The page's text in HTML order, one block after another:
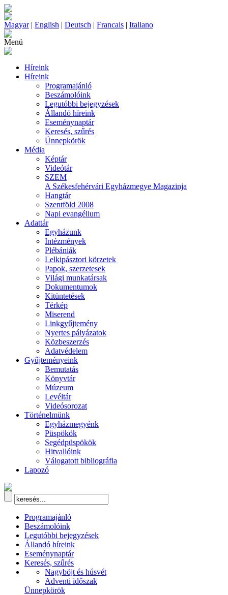
Magyar| English | Deutsch | Francais | Italiano
Menü
Híreink
Híreink
Programajánló
Beszámolóink
Legutóbbi bejegyzések
Állandó híreink
Eseménynaptár
Keresés, szűrés
Ünnepkörök
Média
Képtár
Videótár
SZEM
A Székesfehérvári Egyházmegye Magazinja
Hangtár
Szentföld 2008
Napi evangélium
Adattár
Egyházunk
Intézmények
Plébániák
Lelkipásztori körzetek
Papok, szerzetesek
Világi munkatársak
Dokumentumok
Kitüntetések
Térkép
Miserend
Linkgyűjtemény
Nyertes pályázatok
Közbeszerzés
Adatvédelem
Gyűjteményeink
Bemutatás
Könyvtár
Múzeum
Levéltár
Videósorozat
Történelmünk
Egyházmegyénk
Püspökök
Segédpüspökök
Hitvallóink
Válogatott bibliográfia
Lapozó
Programajánló
Beszámolóink
Legutóbbi bejegyzések
Állandó híreink
Eseménynaptár
Keresés, szűrés
Nagyböjt és húsvét
Adventi időszak
Ünnepkörök